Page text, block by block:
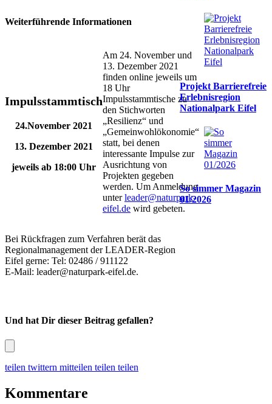
Weiterführende Informationen
Impulsstammtisch
24.November 2021
13. Dezember 2021
jeweils ab 18:00 Uhr
Am 24. November und
13. Dezember 2021
finden online jeweils um
18 Uhr
Impulsstammtische zu
den Stichworten
„Resilienz“ und
„Gemeinwohlökonomie“
statt, bei denen
interessante Impulse zur
Ausrichtung von
Projekten gegeben
werden. Um Anmeldung
unterleader@naturpark-
eifel.de wird gebeten.
Bei Rückfragen zum Verfahren berät das
Regionalmanagement der LEADER-Region
Eifel gerne: Tel: 02486 / 911122
E-Mail: leader@naturpark-eifel.de.
Und hat Dir dieser Beitrag gefallen?
teilen twittern mitteilen teilen teilen
Projekt Barrierefreie
Erlebnisregion
Nationalpark Eifel
So simmer Magazin
01/2026
Kommentare